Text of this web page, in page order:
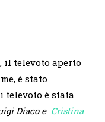
il televoto aperto
è stato
televoto è stata
Diaco e ‪ Cristina